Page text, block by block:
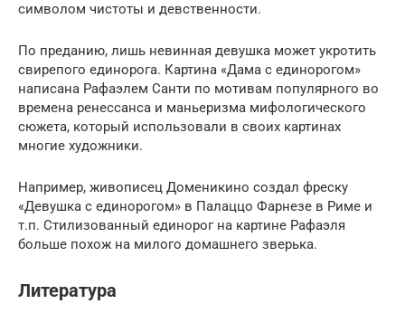
символом чистоты и девственности.
По преданию, лишь невинная девушка может укротить
свирепого единорога. Картина «Дама с единорогом»
написана Рафаэлем Санти по мотивам популярного во
времена ренессанса и маньеризма мифологического
сюжета, который использовали в своих картинах
многие художники.
Например, живописец Доменикино создал фреску
«Девушка с единорогом» в Палаццо Фарнезе в Риме и
т.п. Стилизованный единорог на картине Рафаэля
больше похож на милого домашнего зверька.
Литература